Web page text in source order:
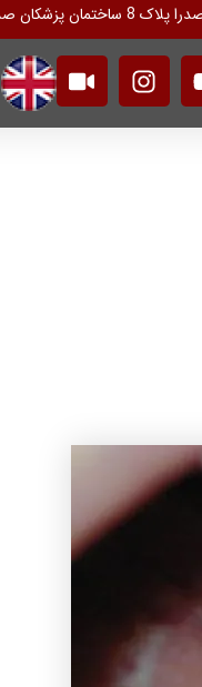
صدرا واحد 4
I
n
s
V
i
d